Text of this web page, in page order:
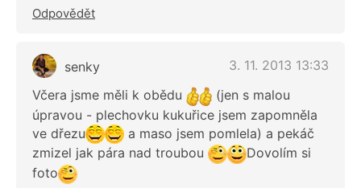
Odpovědět
senky
3. 11. 2013 13:33
Včera jsme měli k obědu
(jen s malou
úpravou - plechovku kukuřice jsem zapomněla
ve dřezu
a maso jsem pomlela) a pekáč
zmizel jak pára nad troubou
Dovolím si
foto